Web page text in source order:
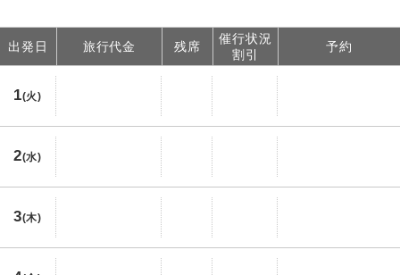
出発日 旅行代金 残席
催行状況
割引
予約
1(火)
2(水)
3(木)